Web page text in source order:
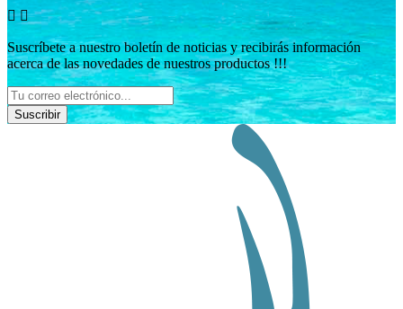
 
Suscríbete a nuestro boletín de noticias y recibirás información
acerca de las novedades de nuestros productos !!!
Suscribir